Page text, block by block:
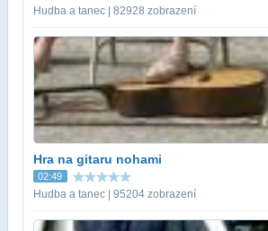
Hudba a tanec | 82928 zobrazení
Hra na gitaru nohami
02:49
Hudba a tanec | 95204 zobrazení